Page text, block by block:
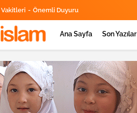
Vakitleri Önemli Duyuru
Ana Sayfa Son Yazılar